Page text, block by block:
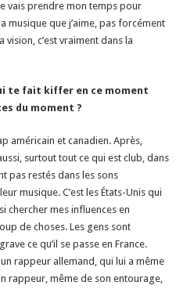
vais prendre mon temps pour
que j’aime, pas forcément
c’est vraiment dans la
te fait kiffer en ce moment
du moment ?
américain et canadien. Après,
surtout tout ce qui est club, dans
pas restés dans les sons
musique. C’est les États-Unis qui
chercher mes influences en
de choses. Les gens sont
ce qu’il se passe en France.
rappeur allemand, qui lui a même
rappeur, même de son entourage,